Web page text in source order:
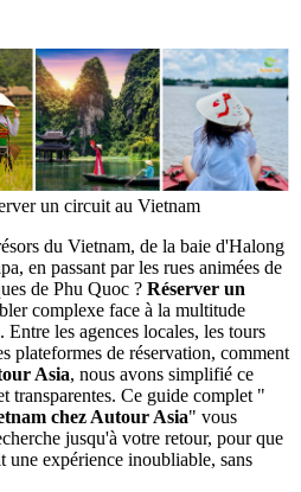
un circuit au Vietnam
du Vietnam, de la baie d'Halong
en passant par les rues animées de
de Phu Quoc ? Réserver un
complexe face à la multitude
les agences locales, les tours
plateformes de réservation, comment
Asia, nous avons simplifié ce
transparentes. Ce guide complet "
chez Autour Asia" vous
jusqu'à votre retour, pour que
une expérience inoubliable, sans